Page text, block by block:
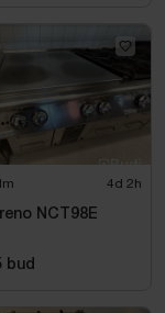
4d 2h
NCT98E
bud